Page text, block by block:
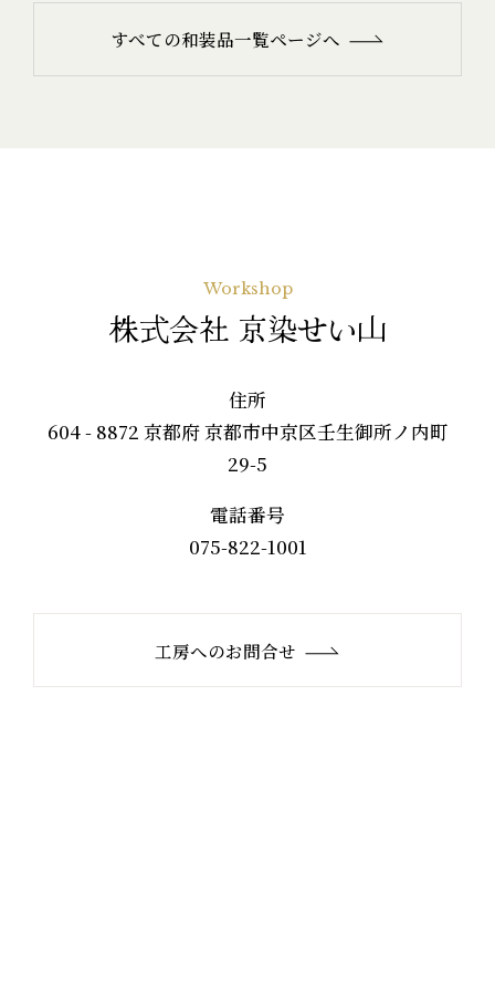
すべての和装品一覧ページへ
Workshop
株式会社 京染せい山
住所
604 - 8872 京都府 京都市中京区壬生御所ノ内町
29-5
電話番号
075-822-1001
工房へのお問合せ